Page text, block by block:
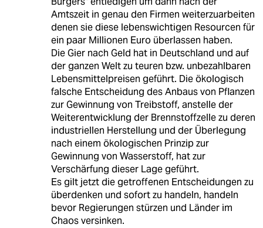
Amtszeit in genau den Firmen weiterzuarbeiten
denen sie diese lebenswichtigen Resourcen für
ein paar Millionen Euro überlassen haben.
Die Gier nach Geld hat in Deutschland und auf
der ganzen Welt zu teuren bzw. unbezahlbaren
Lebensmittelpreisen geführt. Die ökologisch
falsche Entscheidung des Anbaus von Pflanzen
zur Gewinnung von Treibstoff, anstelle der
Weiterentwicklung der Brennstoffzelle zu deren
industriellen Herstellung und der Überlegung
nach einem ökologischen Prinzip zur
Gewinnung von Wasserstoff, hat zur
Verschärfung dieser Lage geführt.
Es gilt jetzt die getroffenen Entscheidungen zu
überdenken und sofort zu handeln, handeln
bevor Regierungen stürzen und Länder im
Chaos versinken.